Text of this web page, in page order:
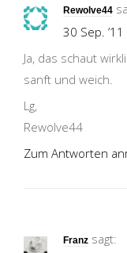
Rewolve44
30 Sep.
Ja, das schaut
sanft und weich.
Lg,
Rewolve44
Zum Antworten
Franz sagt: